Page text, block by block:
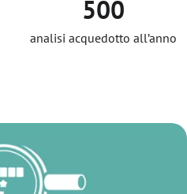
500
analisi acquedotto all’anno